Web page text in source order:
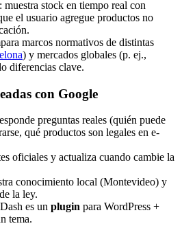
: muestra stock en tiempo real con
el usuario agregue productos no
marcos normativos de distintas
) y mercados globales (p. ej.,
diferencias clave.
con Google
preguntas reales (quién puede
qué productos son legales en e-
oficiales y actualiza cuando cambie la
conocimiento local (Montevideo) y
la ley.
es un plugin para WordPress +
tema.